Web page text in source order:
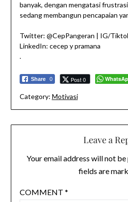
banyak, dengan mengatasi
sedang membangun pencapaian
Twitter: @CepPangeran | IG/
LinkedIn: cecep y pramana
.
Share 0 Post 0
Category: Motivasi
Leave a
Your email address will not be
fields are
COMMENT *